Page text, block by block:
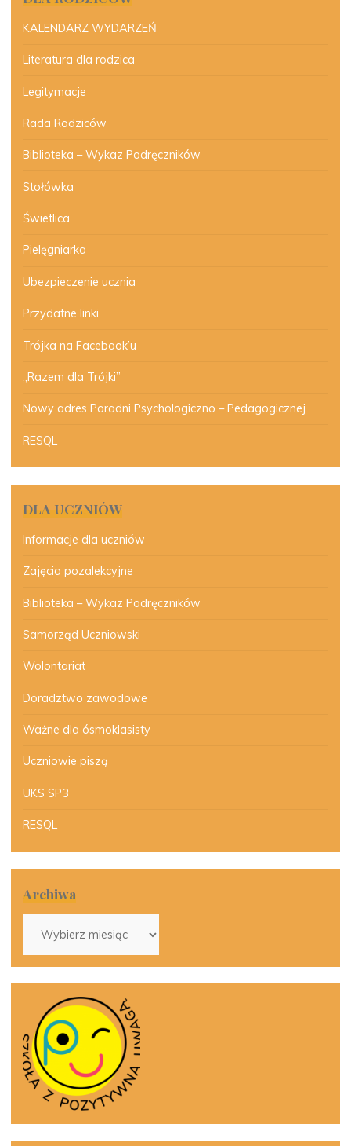
KALENDARZ WYDARZEŃ
Literatura dla rodzica
Legitymacje
Rada Rodziców
Biblioteka – Wykaz Podręczników
Stołówka
Świetlica
Pielęgniarka
Ubezpieczenie ucznia
Przydatne linki
Trójka na Facebook’u
„Razem dla Trójki”
Nowy adres Poradni Psychologiczno – Pedagogicznej
RESQL
DLA UCZNIÓW
Informacje dla uczniów
Zajęcia pozalekcyjne
Biblioteka – Wykaz Podręczników
Samorząd Uczniowski
Wolontariat
Doradztwo zawodowe
Ważne dla ósmoklasisty
Uczniowie piszą
UKS SP3
RESQL
Archiwa